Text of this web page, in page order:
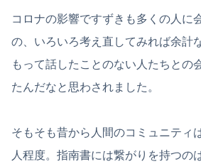
コロナの影響ですずきも多くの人に
の、いろいろ考え直してみれば余計
もって話したことのない人たちとの
たんだなと思わされました。
そもそも昔から人間のコミュニティ
人程度。指南書には繋がりを持つの